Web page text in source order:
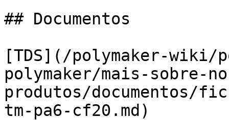
## Documentos
[TDS](/polymaker-
polymaker/mais-sobre-
produtos/documentos/
tm-pa6-cf20.md)